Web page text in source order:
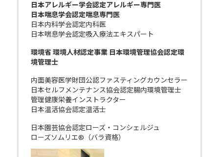
日本アレルギー学会認定アレルギー専門医
日本喘息学会認定喘息専門医
日本内科学会認定内科医
日本喘息学会認定吸入療法エキスパート
環境省 環境人材認定事業 日本環境管理協会認定環
境管理士
内面美容医学財団公認ファスティングカウンセラー
日本セルフメンテナンス協会認定腸内環境管理士
管理健康栄養インストラクター
日本温活協会認定温活士
日本園芸協会認定ローズ・コンシェルジュ
ローズソムリエ®（バラ資格）